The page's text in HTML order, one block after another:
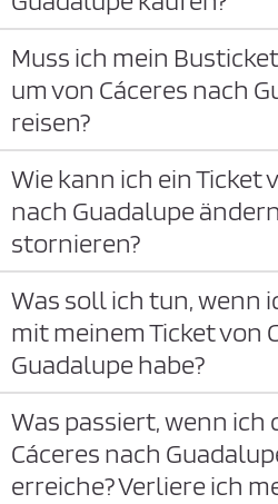
Muss ich mein
um von Cáceres nach
reisen?
Wie kann ich ein Ticket
nach Guadalupe
stornieren?
Was soll ich tun, wenn
mit meinem Ticket von
Guadalupe habe?
Was passiert, wenn ich
Cáceres nach
erreiche? Verliere ich